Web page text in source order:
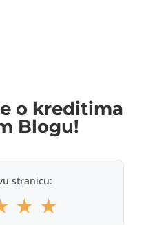
o kreditima
Blogu!
stranicu:
★ ★